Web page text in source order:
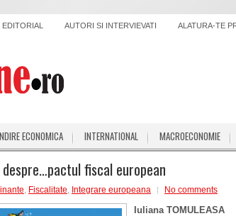
AUTORI SI INTERVIEVATI ALATURA-TE
ECONOMICA INTERNATIONAL MACROECONOMIE
fiscal european
, Fiscalitate, Integrare europeana No comments
Iuliana TOMULEASA